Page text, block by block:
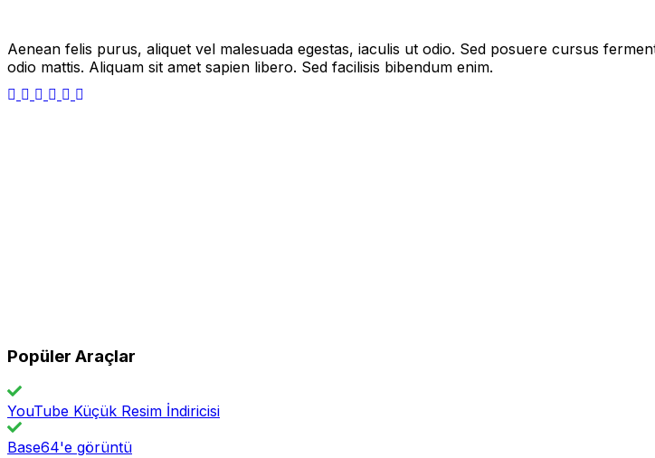
Aenean felis purus, aliquet vel malesuada egestas, iaculis ut odio. Sed posuere cursus
odio mattis. Aliquam sit amet sapien libero. Sed facilisis bibendum enim.
Popüler Araçlar
YouTube Küçük Resim İndiricisi
Base64'e görüntü